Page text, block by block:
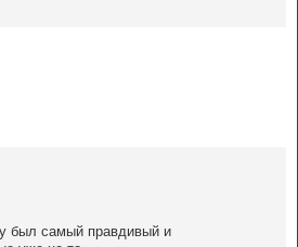
был самый правдивый и